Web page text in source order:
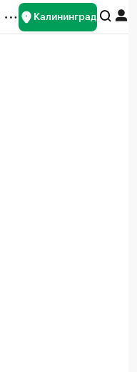
Калининград